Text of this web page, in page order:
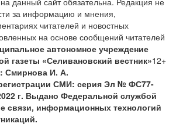
за информацию и мнения,
читателей и новостных
на основе сообщений читателей
автономное учреждение
газеты «Селивановский вестник»12+
Смирнова И. А.
СМИ: серия Эл № ФС77-
г. Выдано Федеральной службой
связи, информационных технологий